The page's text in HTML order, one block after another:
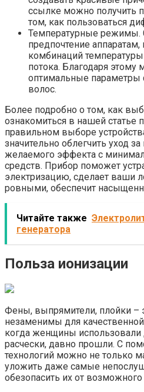
ссылке можно получить
том, как пользоваться
Температурные режимы.
предпочтение
комбинаций
потока. Благодаря этому
оптимальные параметры
волос.
Более подробно о том, как
ознакомиться в нашей статье
правильном выборе
значительно облегчить уход
желаемого эффекта с
средств. Прибор поможет
электризацию, сделает ваши
ровными, обеспечит
Читайте также
генератора
Польза ионизации
Фены, выпрямители, плойки –
незаменимы для
когда женщины
расчески, давно прошли. С
технологий можно не только
уложить даже самые
обезопасить их от